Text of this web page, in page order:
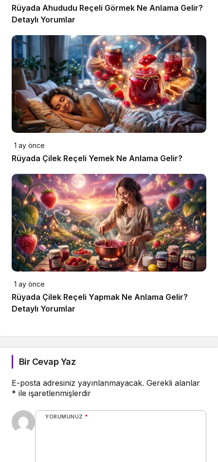
Rüyada Ahududu Reçeli Görmek Ne Anlama Gelir?
Detaylı Yorumlar
1 ay önce
Rüyada Çilek Reçeli Yemek Ne Anlama Gelir?
1 ay önce
Rüyada Çilek Reçeli Yapmak Ne Anlama Gelir?
Detaylı Yorumlar
Bir Cevap Yaz
E-posta adresiniz yayınlanmayacak. Gerekli alanlar
* ile işaretlenmişlerdir
YORUMUNUZ *